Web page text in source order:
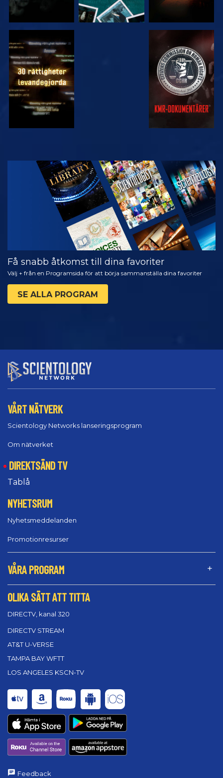
TITTA TITTA
TITTA
UTFORSKA
SERIEN
Få snabb åtkomst till dina favoriter
Välj + från en Programsida för att börja sammanställa dina favoriter
SE ALLA PROGRAM
VÅRT NÄTVERK
Scientology Networks lanseringsprogram
Om nätverket
DIREKTSÄND TV
Tablå
NYHETSRUM
Nyhetsmeddelanden
Promotionresurser
VÅRA PROGRAM
OLIKA SÄTT ATT TITTA
DIRECTV, kanal 320
DIRECTV STREAM
AT&T U-VERSE
TAMPA BAY WFTT
LOS ANGELES KSCN-TV
Feedback